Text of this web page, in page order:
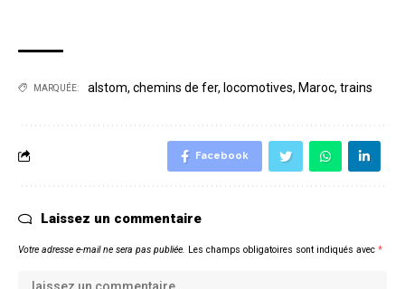
MARQUÉE: alstom, chemins de fer, locomotives, Maroc, trains
Facebook
Laissez un commentaire
Votre adresse e-mail ne sera pas publiée. Les champs obligatoires sont indiqués avec *